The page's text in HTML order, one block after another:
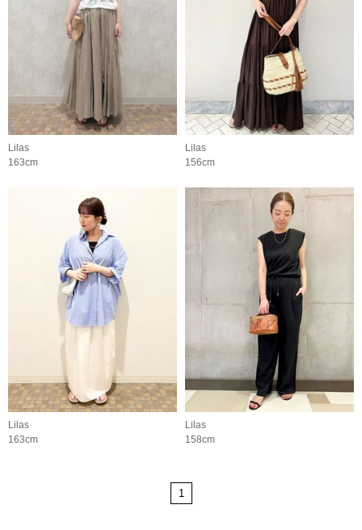
Lilas
163cm
Lilas
156cm
Lilas
163cm
Lilas
158cm
1